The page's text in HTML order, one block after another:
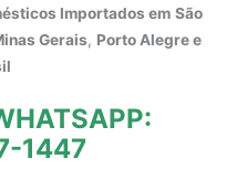
Importados em São
Gerais, Porto Alegre e
1447